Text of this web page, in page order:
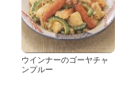
ウインナーのゴーヤチャ
ンプルー